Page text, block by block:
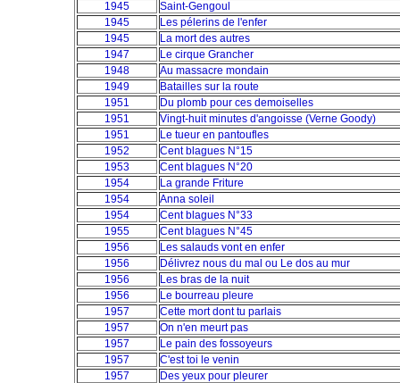
1945
Saint-Gengoul
1945
Les pélerins de l'enfer
1945
La mort des autres
1947
Le cirque Grancher
1948
Au massacre mondain
1949
Batailles sur la route
1951
Du plomb pour ces demoiselles
1951
Vingt-huit minutes d'angoisse (Verne Goody)
1951
Le tueur en pantoufles
1952
Cent blagues N°15
1953
Cent blagues N°20
1954
La grande Friture
1954
Anna soleil
1954
Cent blagues N°33
1955
Cent blagues N°45
1956
Les salauds vont en enfer
1956
Délivrez nous du mal ou Le dos au mur
1956
Les bras de la nuit
1956
Le bourreau pleure
1957
Cette mort dont tu parlais
1957
On n'en meurt pas
1957
Le pain des fossoyeurs
1957
C'est toi le venin
1957
Des yeux pour pleurer